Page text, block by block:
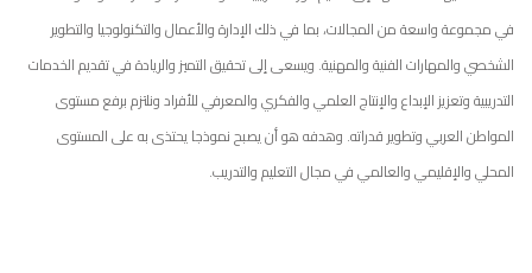
في مجموعة واسعة من المجالات، بما في ذلك الإدارة والأعمال والتكنولوجيا والتطوير
الشخصي والمهارات الفنية والمهنية. ويسعى إلى تحقيق التميز والريادة في تقديم الخدمات
التدريبية وتعزيز الإبداع والإنتاج العلمي والفكري والمعرفي للأفراد ونلتزم برفع مستوى
المواطن العربي وتطوير قدراته. وهدفه هو أن يصبح نموذجا يحتذى به على المستوى
المحلي والإقليمي والعالمي في مجال التعليم والتدريب.